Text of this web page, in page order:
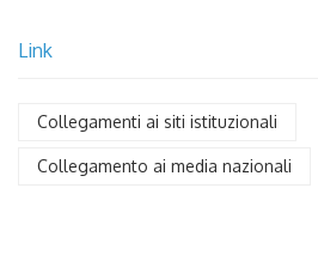
Link
Collegamenti ai siti istituzionali
Collegamento ai media nazionali